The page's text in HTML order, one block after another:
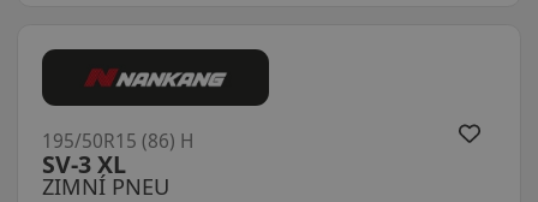
ZIMNÍ PNEU
SV-3 XL
195/50R15 (86) H